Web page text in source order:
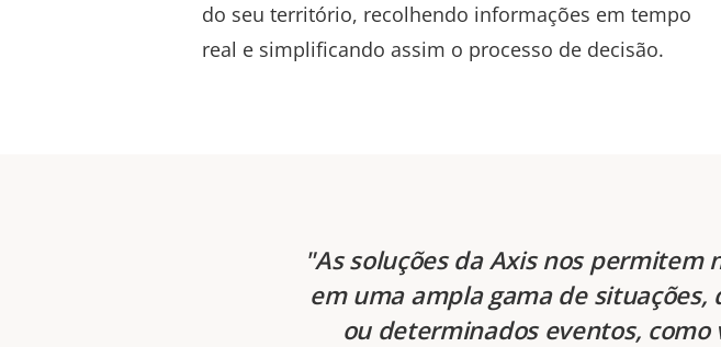
do seu território, recolhendo informações em tempo
real e simplificando assim o processo de decisão.
As soluções da Axis nos permitem
em uma ampla gama de
ou determinados eventos, como